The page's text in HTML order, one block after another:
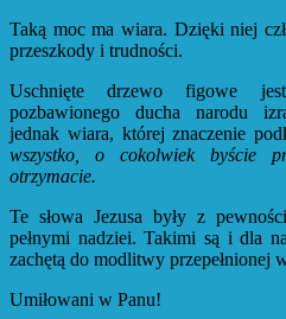
Taką moc ma wiara. Dzięki niej
przeszkody i trudności.
Uschnięte drzewo figowe
pozbawionego ducha narodu
jednak wiara, której znaczenie
wszystko, o cokolwiek byście
otrzymacie.
Te słowa Jezusa były z
pełnymi nadziei. Takimi są i dla
zachętą do modlitwy przepełnionej
Umiłowani w Panu!